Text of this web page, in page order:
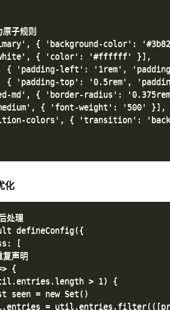
子规则
{ 'background-color':
{ 'color': '#ffffff' }],
{ 'padding-left': '1rem',
{ 'padding-top': '0.5rem',
md', { 'border-radius':
{ 'font-weight': '500' }],
colors', { 'transition':
化
处理
defineConfig({
[
声明
{
> 1) {
seen = new Set()
=